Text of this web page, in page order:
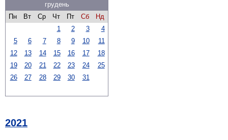
грудень
Пн
Вт Ср Чт Пт Сб
Нд
1
2 3
4
5
6 7 8 9 10
11
12
13 14 15 16 17
18
19
20 21 22 23 24
25
26
27 28 29 30 31
2021